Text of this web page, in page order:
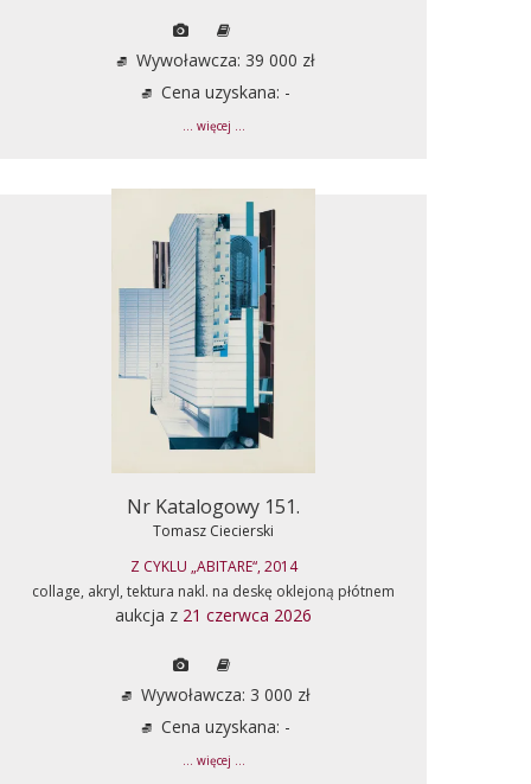
Wywoławcza: 39 000 zł
Cena uzyskana: -
... więcej ...
Nr Katalogowy 151.
Tomasz Ciecierski
Z CYKLU „ABITARE“, 2014
collage, akryl, tektura nakl. na deskę oklejoną płótnem
aukcja z 21 czerwca 2026
Wywoławcza: 3 000 zł
Cena uzyskana: -
... więcej ...